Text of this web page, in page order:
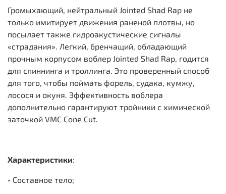
Громыхающий, нейтральный Jointed Shad Rap не
только имитирует движения раненой плотвы, но
посылает также гидроакустические сигналы
«страдания». Легкий, бренчащий, обладающий
прочным корпусом воблер Jointed Shad Rap, годится
для спиннинга и троллинга. Это проверенный способ
для того, чтобы поймать форель, судака, кумжу,
лосося и окуня. Эффективность воблера
дополнительно гарантируют тройники с химической
заточкой VМС Соnе Сut.
Характеристики:
• Составное тело;